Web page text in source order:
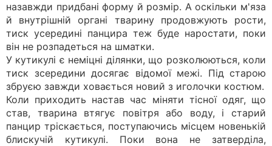
назавжди придбані форму й розмір. А оскільки м'яза
й внутрішній органі тварину продовжують рости,
тиск усередині панцира теж буде наростати, поки
він не розпадеться на шматки.
У кутикулі є неміцні ділянки, що розколюються, коли
тиск зсередини досягає відомої межі. Під старою
збруєю завжди ховається новий з иголочки костюм.
Коли приходить настав час міняти тісної одяг, що
став, тварина втягує повітря або воду, і старий
панцир тріскається, поступаючись місцем новенькій
блискучій кутикулі. Поки вона не затверділа,